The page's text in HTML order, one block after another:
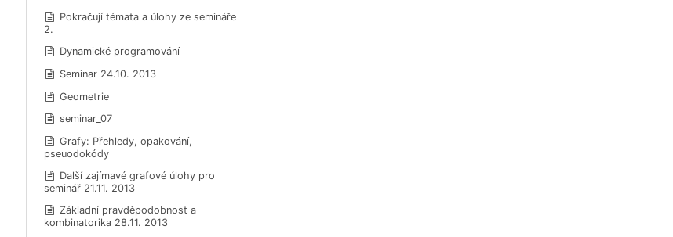
Pokračují témata a úlohy ze semináře
2.
Dynamické programování
Seminar 24.10. 2013
Geometrie
seminar_07
Grafy: Přehledy, opakování,
pseuodokódy
Další zajímavé grafové úlohy pro
seminář 21.11. 2013
Základní pravděpodobnost a
kombinatorika 28.11. 2013